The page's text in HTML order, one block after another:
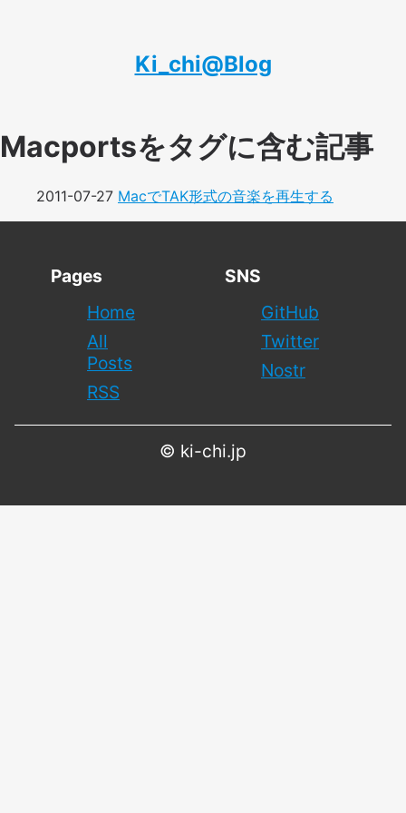
Ki_chi@Blog
Macportsをタグに含む記事
2011-07-27 MacでTAK形式の音楽を再生する
Pages
Home
All
Posts
RSS
SNS
GitHub
Twitter
Nostr
© ki-chi.jp